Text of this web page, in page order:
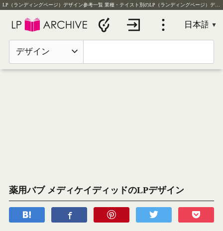
LP（ランディングページ）デザイン参考一覧 業種・テイスト別のLP（ランディングページ）デザイン実例を毎日更新
デザイン
薬用バブ メディケイディッドのLPデザイン